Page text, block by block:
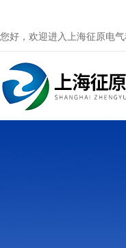
您好，欢迎进入上海征原电